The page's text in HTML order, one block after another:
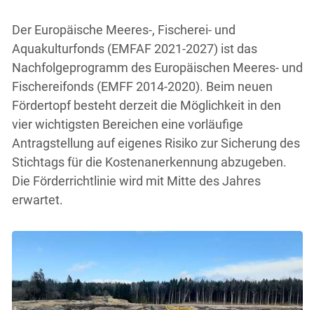
Der Europäische Meeres-, Fischerei- und
Aquakulturfonds (EMFAF 2021-2027) ist das
Nachfolgeprogramm des Europäischen Meeres- und
Fischereifonds (EMFF 2014-2020). Beim neuen
Fördertopf besteht derzeit die Möglichkeit in den
vier wichtigsten Bereichen eine vorläufige
Antragstellung auf eigenes Risiko zur Sicherung des
Stichtags für die Kostenanerkennung abzugeben.
Die Förderrichtlinie wird mit Mitte des Jahres
erwartet.